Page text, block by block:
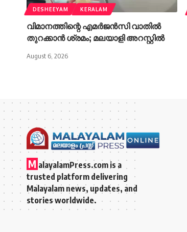
DESHEEYAM KERALAM
വിമാനത്തിന്റെ എമർജൻസി വാതിൽ
തുറക്കാൻ ശ്രമം; മലയാളി അറസ്റ്റിൽ
August 6, 2026
M alayalamPress.com is a
trusted platform delivering
Malayalam news, updates, and
stories worldwide.